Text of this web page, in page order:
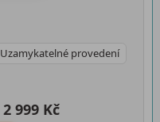
Uzamykatelné provedení
2 999 Kč